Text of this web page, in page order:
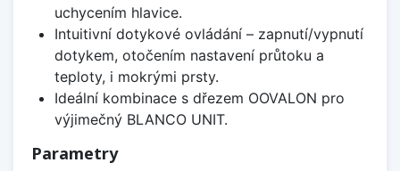
uchycením hlavice.
Intuitivní dotykové ovládání – zapnutí/vypnutí
dotykem, otočením nastavení průtoku a
teploty, i mokrými prsty.
Ideální kombinace s dřezem OOVALON pro
výjimečný BLANCO UNIT.
Parametry